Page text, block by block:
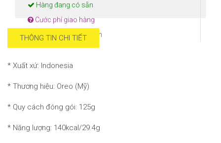
Hàng đang có sẵn
Cước phí giao hàng
Hướng dẫn thanh toán
THÔNG TIN CHI TIẾT
* Xuất xứ: Indonesia
* Thương hiệu: Oreo (Mỹ)
* Quy cách đóng gói: 125g
* Năng lượng: 140kcal/29.4g